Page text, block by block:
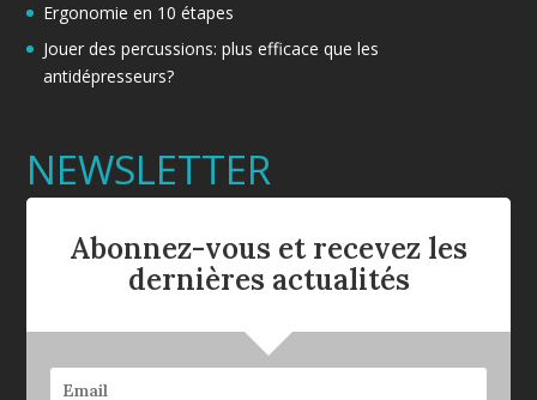
Ergonomie en 10 étapes
Jouer des percussions: plus efficace que les
antidépresseurs?
NEWSLETTER
Abonnez-vous et recevez les
dernières actualités